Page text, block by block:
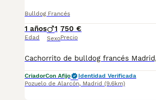
Bulldog Francés
1 años
Edad
1
Sexo
750 €
Precio
CriadorCon Afijo
Identidad Verificada
Pozuelo de Alarcón, Madrid (9.6km)